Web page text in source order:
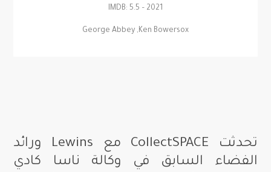
2021 – IMDB: 5.5
George Abbey ,Ken Bowersox
تحدثت CollectSPACE مع Lewins ورائد
الفضاء السابق في وكالة ناسا كادي